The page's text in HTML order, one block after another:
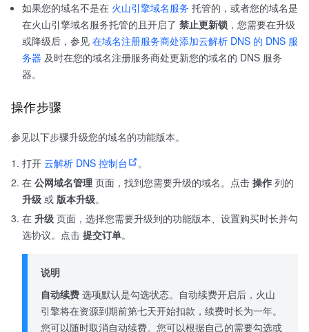
如果您的域名不是在 火山引擎域名服务 托管的，或者您的域名是
在火山引擎域名服务托管的且开启了 禁止更新锁 ，您需要在升级
或降级后，参见 在域名注册服务商处添加云解析 DNS 的 DNS 服
务器 及时在您的域名注册服务商处更新您的域名的 DNS 服务
器。
操作步骤
参见以下步骤升级您的域名的功能版本。
打开 云解析 DNS 控制台
。
在 公网域名管理 页面，找到您需要升级的域名。点击 操作 列的
升级 或 版本升级。
在 升级 页面，选择您需要升级到的功能版本、设置购买时长并勾
选协议。点击 提交订单。
说明
自动续费 选项默认是勾选状态。自动续费开启后，火山
引擎将在资源到期前第七天开始扣款，续费时长为一年。
您可以随时取消自动续费。您可以根据自己的需要勾选或